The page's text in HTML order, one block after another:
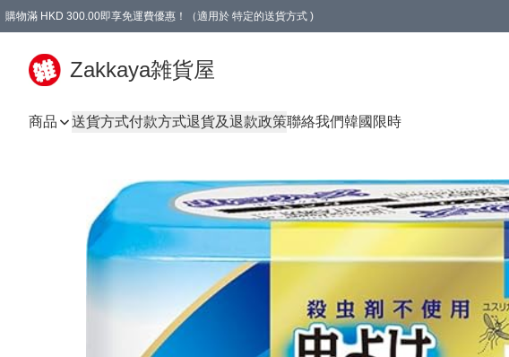
購物滿 HKD 300.00即享免運費優惠！（適用於 特定的送貨方式 )
Zakkaya雑貨屋
商品 送貨方式付款方式退貨及退款政策聯絡我們韓國限時